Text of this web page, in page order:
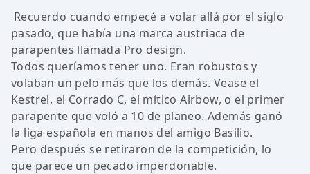
Recuerdo cuando empecé a volar allá por el siglo
pasado, que había una marca austriaca de
parapentes llamada Pro design.
Todos queríamos tener uno. Eran robustos y
volaban un pelo más que los demás. Vease el
Kestrel, el Corrado C, el mítico Airbow, o el primer
parapente que voló a 10 de planeo. Además ganó
la liga española en manos del amigo Basilio.
Pero después se retiraron de la competición, lo
que parece un pecado imperdonable.